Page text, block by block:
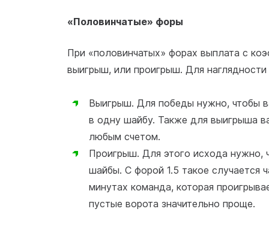
«Половинчатые» форы
При «половинчатых» форах выплата с
выигрыш, или проигрыш. Для
Выигрыш. Для победы нужно, чтобы
в одну шайбу. Также для выигрыша
любым счетом.
Проигрыш. Для этого исхода нужно,
шайбы. С форой 1.5 такое случается
минутах команда, которая
пустые ворота значительно проще.